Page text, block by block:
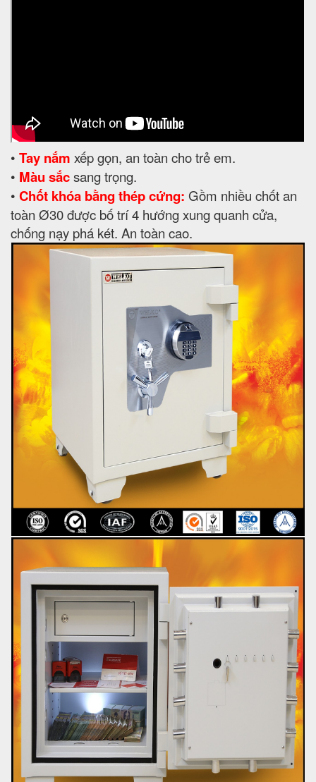
• Tay nắm xếp gọn, an toàn cho trẻ em.
• Màu sắcsang trọng.
• Chốt khóa bằng thép cứng: Gồm nhiều chốt an
toàn Ø30 được bố trí 4 hướng xung quanh cửa,
chống nạy phá két. An toàn cao.